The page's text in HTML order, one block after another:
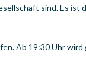
sind. Es ist
Ab 19:30 Uhr wird